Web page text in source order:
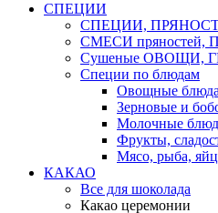
СПЕЦИИ
СПЕЦИИ,
СМЕСИ
Сушеные ОВОЩИ,
Специи по блюдам
Овощные блюда
Зерновые и
Молочные
Фрукты,
Мясо, рыба,
КАКАО
Все для шоколада
Какао церемонии